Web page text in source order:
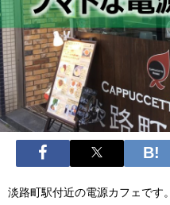
淡路町駅付近の電源カフェです。